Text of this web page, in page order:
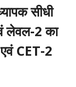
सीधी
लेवल-2 का
CET-2